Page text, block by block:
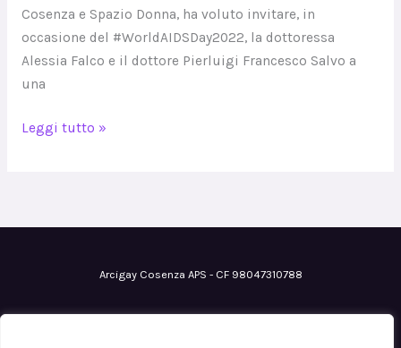
Cosenza e Spazio Donna, ha voluto invitare, in
occasione del #WorldAIDSDay2022, la dottoressa
Alessia Falco e il dottore Pierluigi Francesco Salvo a
una
Leggi tutto »
Arcigay Cosenza APS - CF 98047310788